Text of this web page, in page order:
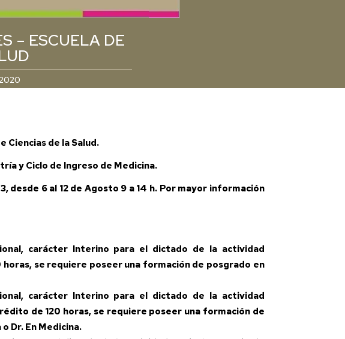
– ESCUELA DE
Ciencias de la Salud.
y Ciclo de Ingreso de Medicina.
desde 6 al 12 de Agosto 9 a 14 h. Por mayor información
carácter Interino para el dictado de la actividad
se requiere poseer una formación de posgrado en
carácter Interino para el dictado de la actividad
de 120 horas, se requiere poseer una formación de
Dr. En Medicina.